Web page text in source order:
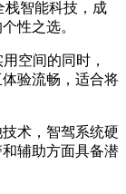
栈智能科技，成
性之选。
空间的同时，
验流畅，适合将
术，智驾系统硬
辅助方面具备潜